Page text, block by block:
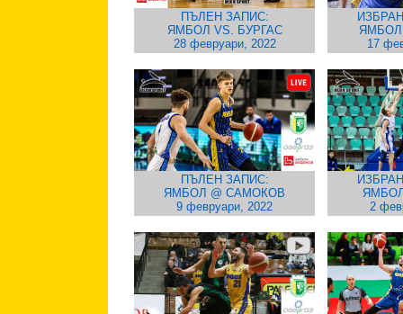
ПЪЛЕН ЗАПИС:
ЯМБОЛ VS. БУРГАС
28 февруари, 2022
ЯМБОЛ
17
ПЪЛЕН ЗАПИС:
ЯМБОЛ @ САМОКОВ
9 февруари, 2022
2